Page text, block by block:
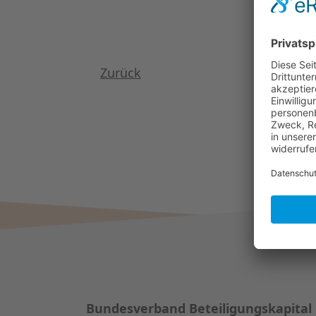
Zurück
Bundesverband Beteiligungskapital